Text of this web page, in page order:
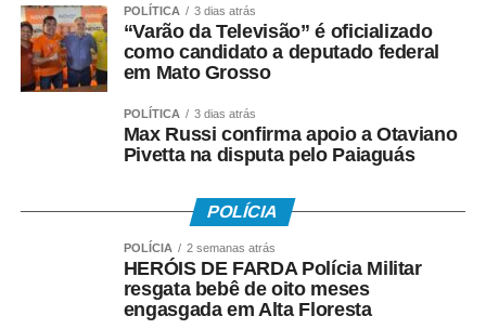
incentivam a prática esportiva e fortalecem o esporte
como ferramenta de integração social e desenvolvimento
humano”, afirmou.
O secretário também destacou que as novidades desta
edição ampliam o alcance do evento e aproximam ainda
mais a população das atividades esportivas. “A inclusão
Praia do Cortado representam mais uma evolução dos
jogos. Essas mudanças ampliam as oportunidades de
participação, valorizam os espaços públicos do município
e tornam a competição ainda mais atrativa para atletas,
familiares e espectadores. O esporte tem a capacidade
POLÍTICA 3 dias atrás
“Varão da Televisão” é oficializado
como candidato a deputado federal
em Mato Grosso
POLÍTICA 3 dias atrás
Max Russi confirma apoio a Otaviano
Pivetta na disputa pelo Paiaguás
POLÍCIA
POLÍCIA 2 semanas atrás
HERÓIS DE FARDA Polícia Militar
resgata bebê de oito meses
engasgada em Alta Floresta